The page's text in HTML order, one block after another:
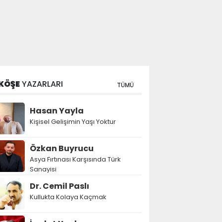
YAZARLARI TÜMÜ
Hasan Yayla
Kişisel Gelişimin Yaşı Yoktur
Özkan Buyrucu
Asya Fırtınası Karşısında Türk
Sanayisi
Dr. Cemil Paslı
Kullukta Kolaya Kaçmak